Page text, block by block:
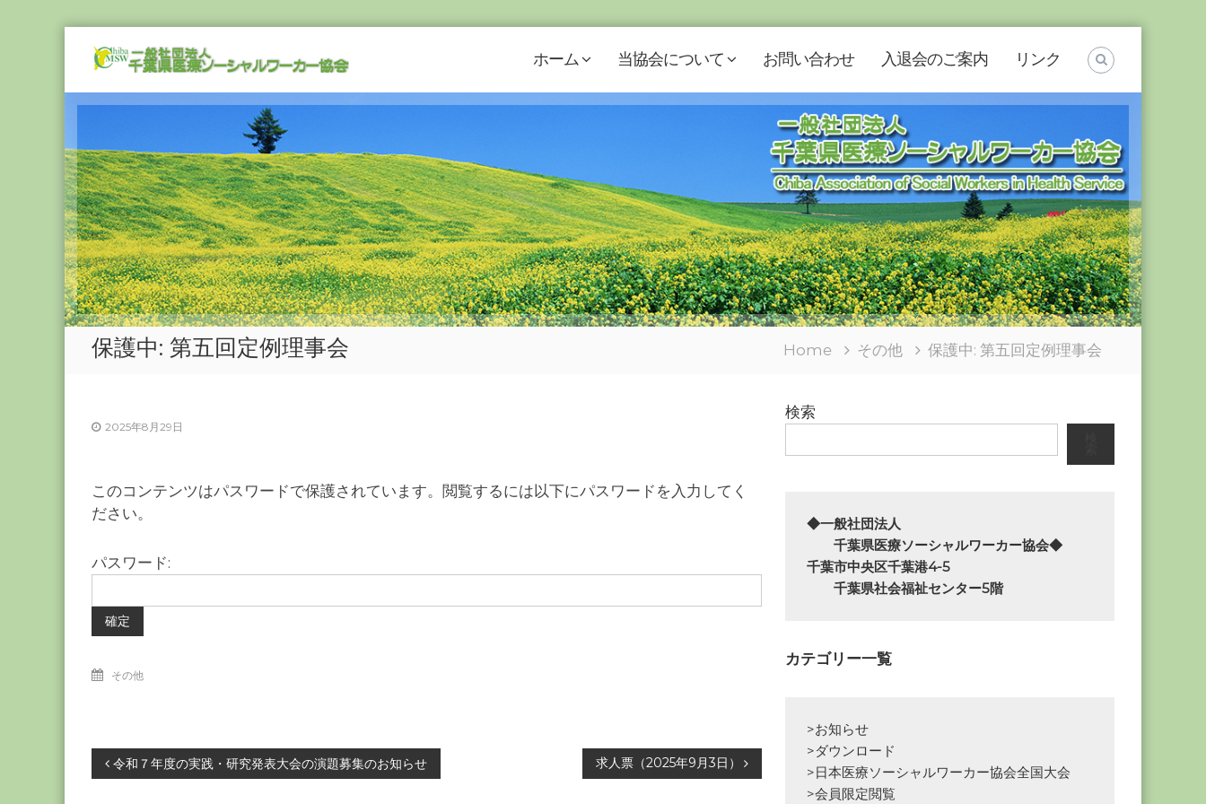
一
般
社
人
千
葉
県
医
療
ソ
ー
シ
ャ
カ
会
－
な
つ
く
千
力
－
ホーム 当協会について お問い合わせ 入退会のご案内 リンク
保護中: 第五回定例理事会 Home その他 保護中: 第五回定例理事会
2025年8月29日
このコンテンツはパスワードで保護されています。閲覧するには以下にパスワードを入力してく
ださい。
パスワード:
その他
投令和７年度の実践・研究発表大会の演題募集のお知らせ 求人票（2025年9月3日）
検索
◆一般社団法人
千葉県医療ソーシャルワーカー協会◆
千葉市中央区千葉港4-5
千葉県社会福祉センター5階
カテゴリー一覧
>お知らせ
>ダウンロード
>日本医療ソーシャルワーカー協会全国大会
>会員限定閲覧